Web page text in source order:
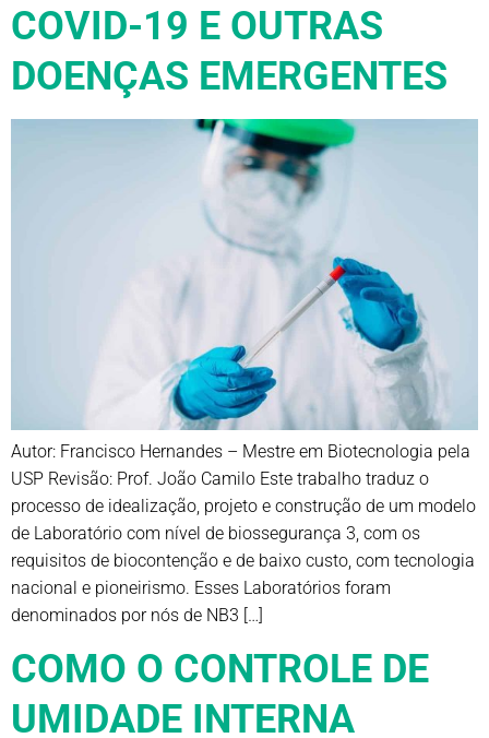
COVID-19 E OUTRAS
DOENÇAS EMERGENTES
Autor: Francisco Hernandes – Mestre em Biotecnologia pela
USP Revisão: Prof. João Camilo Este trabalho traduz o
processo de idealização, projeto e construção de um modelo
de Laboratório com nível de biossegurança 3, com os
requisitos de biocontenção e de baixo custo, com tecnologia
nacional e pioneirismo. Esses Laboratórios foram
denominados por nós de NB3 […]
COMO O CONTROLE DE
UMIDADE INTERNA